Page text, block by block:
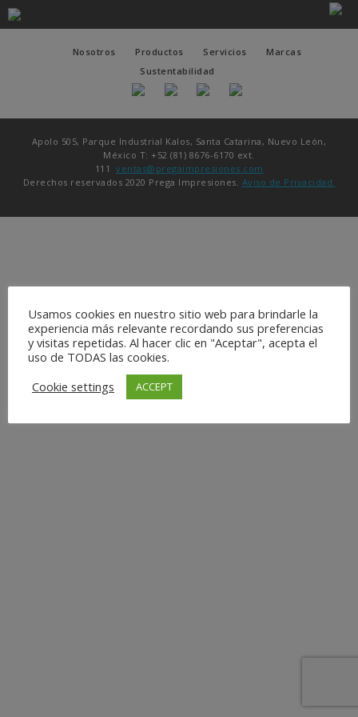
Usamos cookies en nuestro sitio web para brindarle la
experiencia más relevante recordando sus preferencias
y visitas repetidas. Al hacer clic en "Aceptar", acepta el
uso de TODAS las cookies.
Cookie settings
ACCEPT
Nosotros Productos Servicios
Marcas
Sustentabilidad
Apolo 505, Parque Industrial Kalos, Santa Catarina, Nuevo León,
México T: +52 (81) 8676-6170 ext.
111 ventas@pregaimpresiones.com
Derechos reservados 2020 Prega Impresiones. Aviso de Privacidad.